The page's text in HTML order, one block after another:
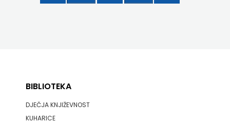
BIBLIOTEKA
DJEČJA KNJIŽEVNOST
KUHARICE